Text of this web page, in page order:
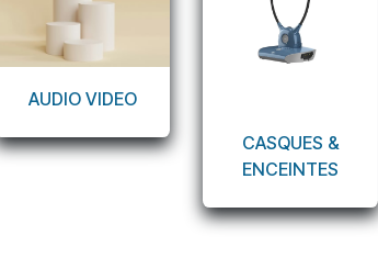
AUDIO VIDEO
CASQUES &
ENCEINTES